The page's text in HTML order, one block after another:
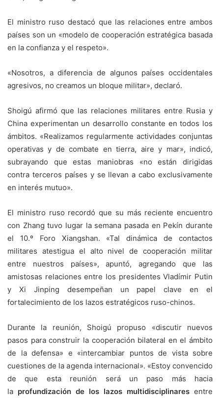
El ministro ruso destacó que las relaciones entre ambos
países son un «modelo de cooperación estratégica basada
en la confianza y el respeto».
«Nosotros, a diferencia de algunos países occidentales
agresivos, no creamos un bloque militar», declaró.
Shoigú afirmó que las relaciones militares entre Rusia y
China experimentan un desarrollo constante en todos los
ámbitos. «Realizamos regularmente actividades conjuntas
operativas y de combate en tierra, aire y mar», indicó,
subrayando que estas maniobras «no están dirigidas
contra terceros países y se llevan a cabo exclusivamente
en interés mutuo».
El ministro ruso recordó que su más reciente encuentro
con Zhang tuvo lugar la semana pasada en Pekín durante
el 10.º Foro Xiangshan. «Tal dinámica de contactos
militares atestigua el alto nivel de cooperación militar
entre nuestros países», apuntó, agregando que las
amistosas relaciones entre los presidentes Vladímir Putin
y Xi Jinping desempeñan un papel clave en el
fortalecimiento de los lazos estratégicos ruso-chinos.
Durante la reunión, Shoigú propuso «discutir nuevos
pasos para construir la cooperación bilateral en el ámbito
de la defensa» e «intercambiar puntos de vista sobre
cuestiones de la agenda internacional». «Estoy convencido
de que esta reunión será un paso más hacia
la profundización de los lazos multidisciplinares entre